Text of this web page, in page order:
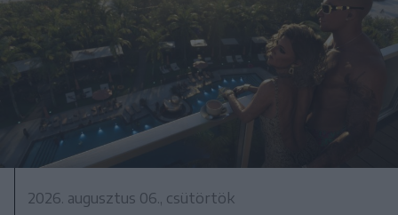
2026. augusztus 06., csütörtök